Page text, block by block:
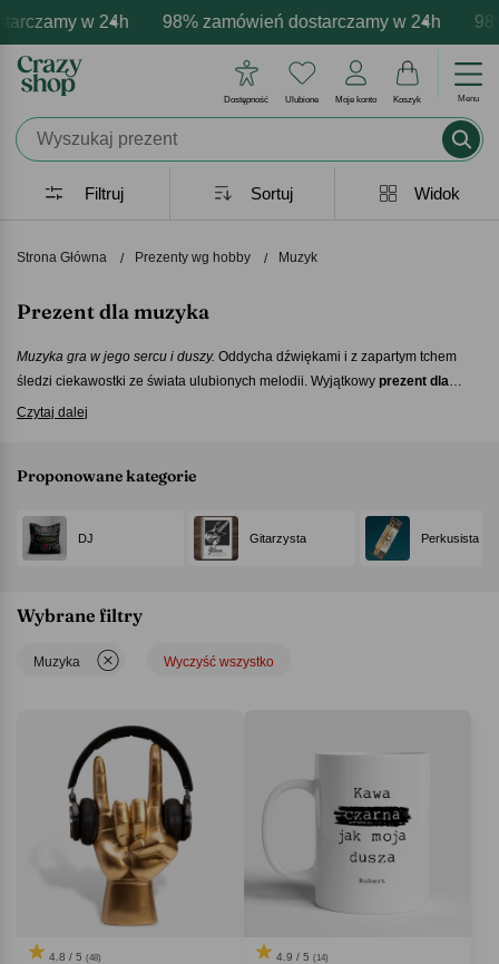
w 24h 98% zamówień dostarczamy w 24h 98%
produktów Profesjonalna i darmowa
- zawsze udane prezenty Prezentujemy pozytywne
Dostępność Ulubione Moje konto Koszyk Menu
Strona Główna Prezenty wg hobby Muzyk
Prezent dla muzyka
Muzyka gra w jego sercu i duszy. Oddycha dźwiękami i z zapartym tchem
śledzi ciekawostki ze świata ulubionych melodii. Wyjątkowy prezent dla
muzykapodbije jego serce. Być może woli ostre brzmienia, jest fanem
idealnie wpiszę się w świat rytmu i dźwięków.
Czytaj dalej
Proponowane kategorie
DJ Gitarzysta Perkusista
Filtruj Widok
Sortuj
Wybrane filtry
Muzyka Wyczyść wszystko
4.8 / 5 (48) 4.9 / 5 (14)